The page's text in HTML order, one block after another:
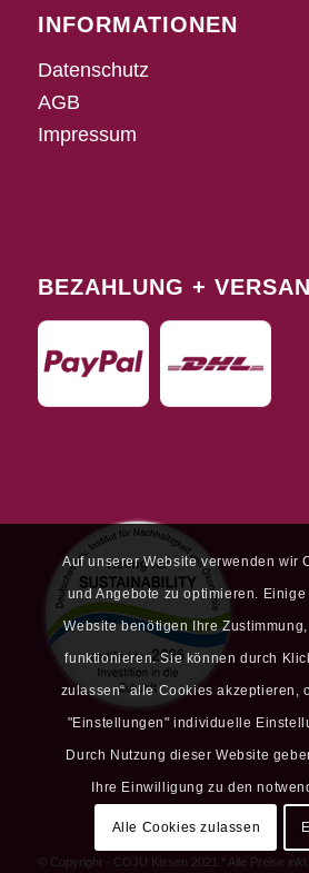
INFORMATIONEN
Datenschutz
AGB
Impressum
BEZAHLUNG +
© Copyright - COJU Kissen 2021 * Alle Preise
Auf unserer Website verwenden wir
und Angebote zu optimieren.
Website benötigen Ihre
funktionieren. Sie können durch
zulassen“ alle Cookies akzeptieren,
"Einstellungen" individuelle
Durch Nutzung dieser Website
Ihre Einwilligung zu den
Alle Cookies zulassen